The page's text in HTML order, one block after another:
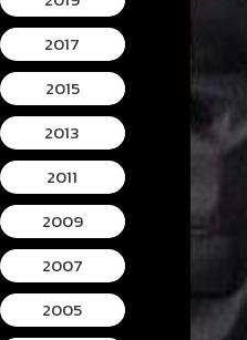
Mortal Kombat II
(2026) มอร์ทัล คอม
แบท 2
Lee
2017
2015
2013
2011
2009
2007
2005